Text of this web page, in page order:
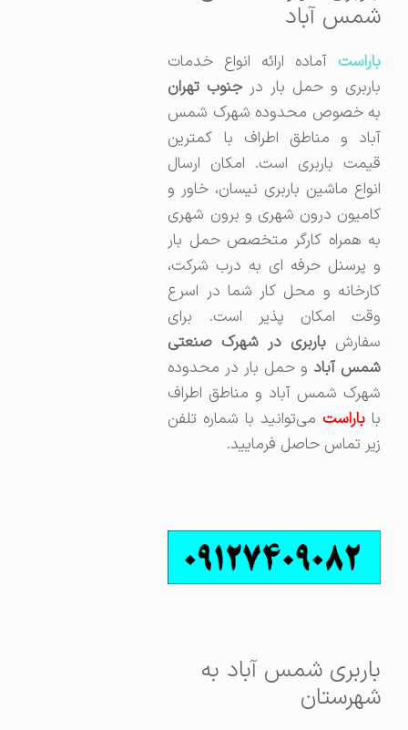
شمس آباد
باراست آماده ارائه انواع خدمات
باربری و حمل بار در جنوب تهران
به خصوص محدوده شهرک شمس
آباد و مناطق اطراف با کمترین
قیمت باربری است. امکان ارسال
انواع ماشین باربری نیسان، خاور و
کامیون درون شهری و برون شهری
به همراه کارگر متخصص حمل بار
و پرسنل حرفه ای به درب شرکت،
کارخانه و محل کار شما در اسرع
وقت امکان پذیر است. برای
سفارشباربری در شهرک صنعتی
شمس آبادو حمل بار در محدوده
شهرک شمس آباد و مناطق اطراف
باراستمی‌توانید با شماره تلفن
زیر تماس حاصل فرمایید.
باربری شمس آباد به
شهرستان